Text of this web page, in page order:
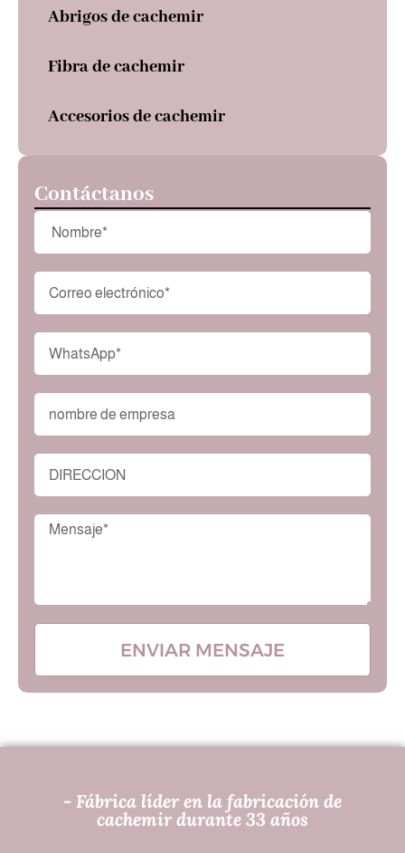
Abrigos de cachemir
Fibra de cachemir
Accesorios de cachemir
Contáctanos
ENVIAR MENSAJE
- Fábrica líder en la fabricación de
cachemir durante 33 años